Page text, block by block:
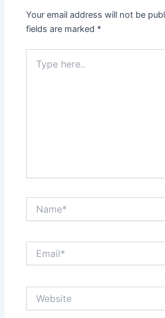
Your email address will not be
fields are marked *
here..